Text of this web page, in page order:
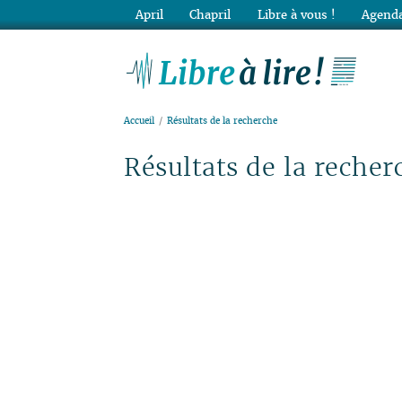
Accueil Résultats de la recherche
Résultats de la
April Chapril Libre à vous !